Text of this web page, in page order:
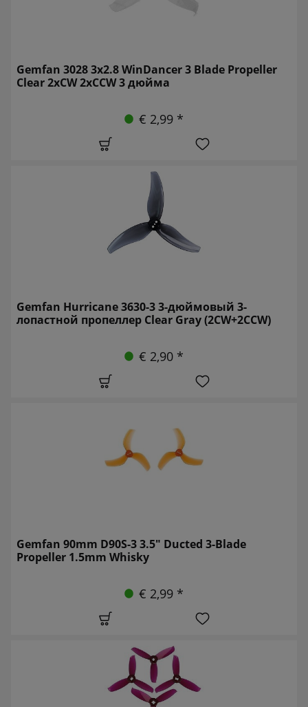
Gemfan 3028 3x2.8 WinDancer 3 Blade Propeller
Clear 2xCW 2xCCW 3 дюйма
€ 2,99 *
Gemfan Hurricane 3630-3 3-дюймовый 3-
лопастной пропеллер Clear Gray (2CW+2CCW)
€ 2,90 *
Gemfan 90mm D90S-3 3.5" Ducted 3-Blade
Propeller 1.5mm Whisky
€ 2,99 *